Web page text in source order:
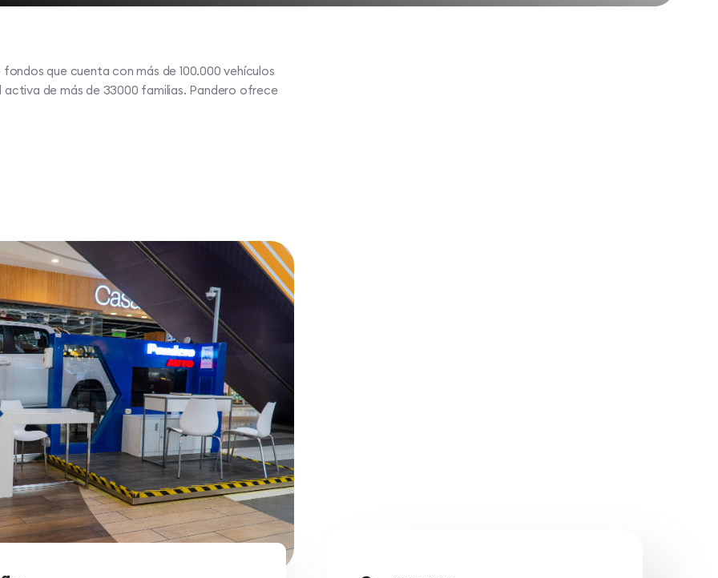
que cuenta con más de 100.000 vehículos
de más de 33000 familias. Pandero ofrece